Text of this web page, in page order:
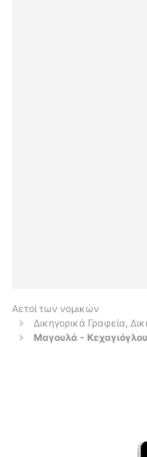
Αετοί των νομικών
Δικηγορικά Γραφεία,
Μαγουλά -